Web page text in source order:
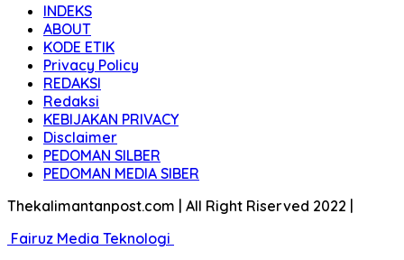
INDEKS
ABOUT
KODE ETIK
Privacy Policy
REDAKSI
Redaksi
KEBIJAKAN PRIVACY
Disclaimer
PEDOMAN SILBER
PEDOMAN MEDIA SIBER
Thekalimantanpost.com | All Right Riserved 2022 |
Fairuz Media Teknologi